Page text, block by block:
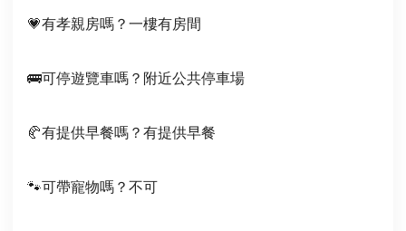
💗有孝親房嗎？一樓有房間
🚌可停遊覽車嗎？附近公共停車場
🥐有提供早餐嗎？有提供早餐
🐾可帶寵物嗎？不可